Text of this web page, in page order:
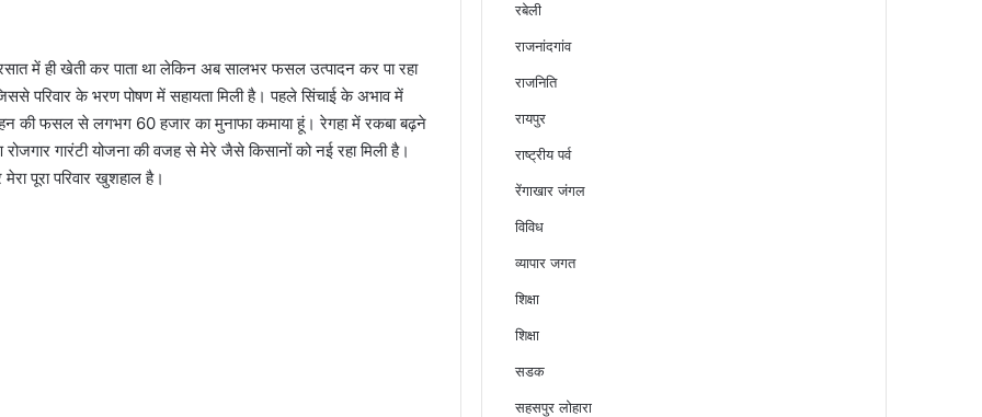
में ही खेती कर पाता था लेकिन अब सालभर फसल उत्पादन कर पा रहा
परिवार के भरण पोषण में सहायता मिली है। पहले सिंचाई के अभाव में
की फसल से लगभग 60 हजार का मुनाफा कमाया हूं। रेगहा में रकबा बढ़ने
रोजगार गारंटी योजना की वजह से मेरे जैसे किसानों को नई रहा मिली है।
पूरा परिवार खुशहाल है।
रबेली
राजनांदगांव
राजनिति
रायपुर
राष्ट्रीय पर्व
रेंगाखार जंगल
विविध
व्यापार जगत
शिक्षा
शिक्षा
सडक
सहसपुर लोहारा